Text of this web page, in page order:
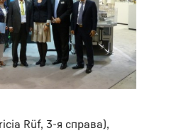
Rüf, 3-я справа),